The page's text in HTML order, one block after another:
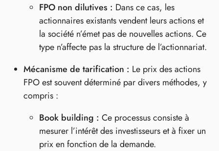
FPO non dilutives : Dans ce cas, les
actionnaires existants vendent leurs actions et
la société n’émet pas de nouvelles actions. Ce
type n’affecte pas la structure de l’actionnariat.
Mécanisme de tarification : Le prix des actions
FPO est souvent déterminé par divers méthodes, y
compris :
Book building : Ce processus consiste à
mesurer l’intérêt des investisseurs et à fixer un
prix en fonction de la demande.